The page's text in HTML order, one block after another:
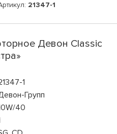
21347-1
Девон Classic
1
Групп
40